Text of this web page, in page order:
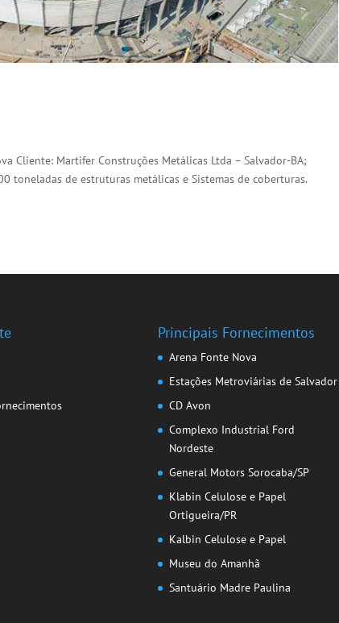
Cliente: Martifer Construções Metálicas Ltda – Salvador-BA;
toneladas de estruturas metálicas e Sistemas de coberturas.
Principais Fornecimentos
Arena Fonte Nova
Estações Metroviárias de Salvador
CD Avon
Complexo Industrial Ford
Nordeste
General Motors Sorocaba/SP
Klabin Celulose e Papel
Ortigueira/PR
Kalbin Celulose e Papel
Museu do Amanhã
Santuário Madre Paulina